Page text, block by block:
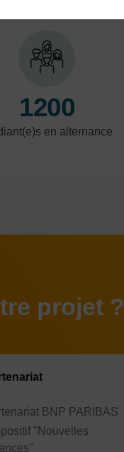
1200
en alternance
projet ?
BNP PARIBAS
"Nouvelles